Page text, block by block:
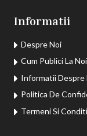
Informatii
Despre Noi
Cum Publici La Noi
Informatii Despre
Politica De
Termeni Si